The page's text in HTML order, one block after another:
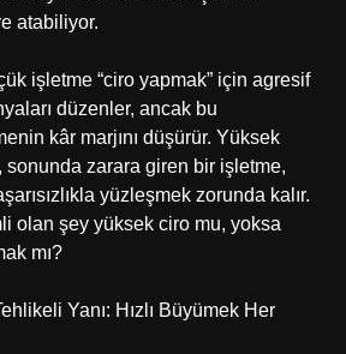
atabiliyor.
işletme “ciro yapmak” için agresif
düzenler, ancak bu
kâr marjını düşürür. Yüksek
zarara giren bir işletme,
yüzleşmek zorunda kalır.
olan şey yüksek ciro mu, yoksa
mı?
Yanı: Hızlı Büyümek Her